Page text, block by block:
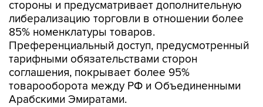
стороны и предусматривает дополнительную
либерализацию торговли в отношении более
85% номенклатуры товаров.
Преференциальный доступ, предусмотренный
тарифными обязательствами сторон
соглашения, покрывает более 95%
товарооборота между РФ и Объединенными
Арабскими Эмиратами.